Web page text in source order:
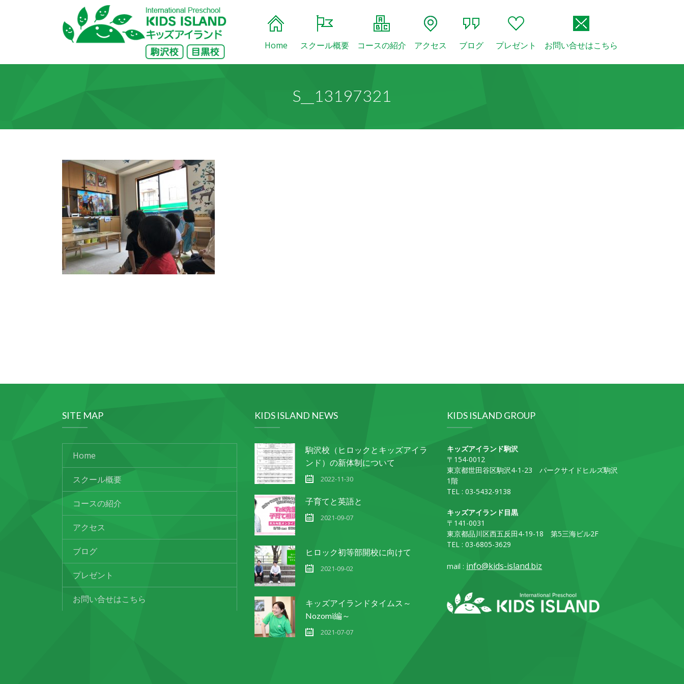
Home スクール概要 コースの紹介 アクセス ブログ プレゼント お問い合せはこちら
S__13197321
SITE MAP
Home
スクール概要
コースの紹介
アクセス
ブログ
プレゼント
お問い合せはこちら
KIDS ISLAND NEWS
駒沢校（ヒロックとキッズアイラ
ンド）の新体制について
2022-11-30
子育てと英語と
2021-09-07
ヒロック初等部開校に向けて
2021-09-02
キッズアイランドタイムス～
Nozomi編～
2021-07-07
KIDS ISLAND GROUP
キッズアイランド駒沢
〒154-0012
東京都世田谷区駒沢4-1-23 パークサイドヒルズ駒沢
1階
TEL : 03-5432-9138
キッズアイランド目黒
〒141-0031
東京都品川区西五反田4-19-18 第5三海ビル2F
TEL : 03-6805-3629
mail : info@kids-island.biz